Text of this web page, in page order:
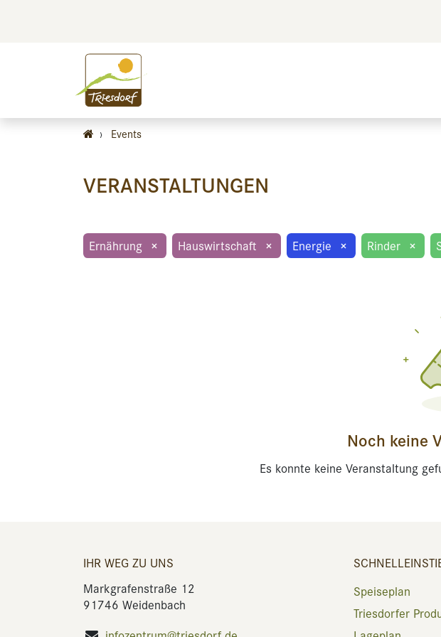
› Events
VERANSTALTUNGEN
Ernährung × Hauswirtschaft × Energie × Rinder ×
Noch keine
Es konnte keine Veranstaltung
IHR WEG ZU UNS
Markgrafenstraße 12
91746 Weidenbach
Speiseplan
Triesdorfer